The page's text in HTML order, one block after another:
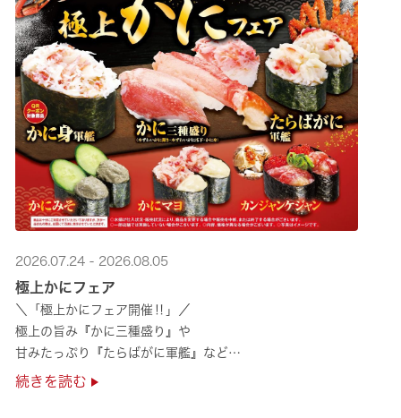
2026.07.24 - 2026.08.05
極上かにフェア
＼「極上かにフェア開催‼」／
極上の旨み『かに三種盛り』や
甘みたっぷり『たらばがに軍艦』など
絶品のかにを味わいつくせる！🦀
続きを読む